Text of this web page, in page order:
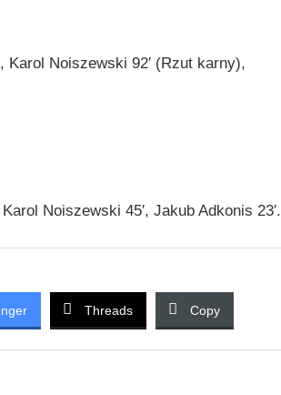
Karol Noiszewski 92′ (Rzut karny),
Noiszewski 45′, Jakub Adkonis 23′.
Threads Copy